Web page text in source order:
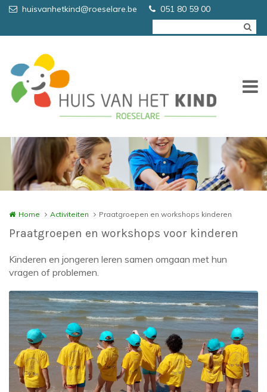
Overslaan en naar de inhoud gaan
huisvanhetkind@roeselare.be 051 80 59 00
Home Activiteiten Praatgroepen en workshops kinderen
Praatgroepen en workshops voor kinderen
Kinderen en jongeren leren samen omgaan met hun
vragen of problemen.